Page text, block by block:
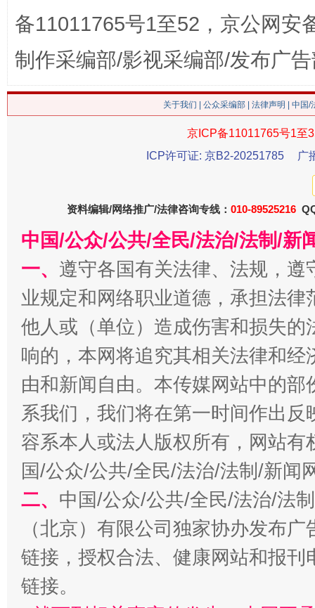
生
解纷+调解+退费，一次搞定
备11011765号1至52，京公网安
制作采编部/影视采编部/发布广
关于我们 公众采编部 法律声明 | 中国
京ICP备11011765号1至
ICP许可证: 京B2-20251785
广
资料编辑/网络推广/法律咨询专线： 010-89525216
中国/公众/公共/全民/法治/法制/新
一、 遵守各国有关法律、法规，
业规定和网络职业道德，承担法
他人或（单位）造成伤害和损失
响的，本网将追究其相关法律和
由和新闻自由。本传媒网站中的
系我们，我们将在第一时间作出
容系本人或法人版权所有，网站
国/公众/公共/全民/法治/法制/新闻
二、 中国/公众/公共/全民/法治/法
（北京）有限公司独家协办发布
链接，授权合法、健康网站和报
链接。